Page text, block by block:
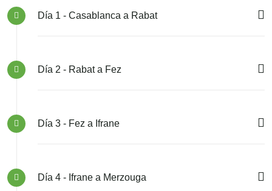
Día 1 - Casablanca a Rabat
Día 2 - Rabat a Fez
Día 3 - Fez a Ifrane
Día 4 - Ifrane a Merzouga